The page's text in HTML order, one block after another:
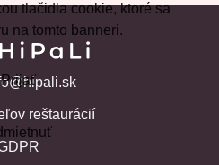
tlačidla cookie, ktoré sa
na tomto banneri.
Prijať
reštaurácií